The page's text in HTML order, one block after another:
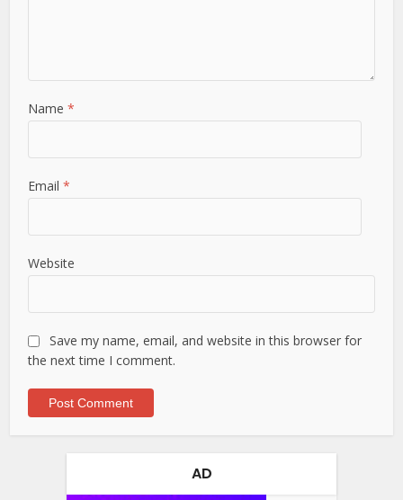
Name*
Email*
Website
Save my name, email, and website in this browser for
the next time I comment.
AD